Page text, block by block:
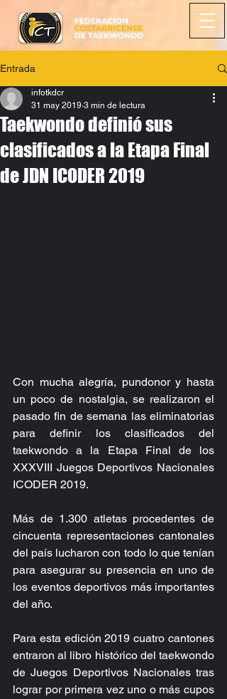
Entrada
Taekwondo definió sus
clasificados a la Etapa Final
de JDN ICODER 2019
infotkdcr
31 may 2019 3 min de lectura
Con mucha alegría, pundonor y hasta
un poco de nostalgia, se realizaron el
pasado fin de semana las eliminatorias
para definir los clasificados del
taekwondo a la Etapa Final de los
XXXVIII Juegos Deportivos Nacionales
ICODER 2019.
Más de 1.300 atletas procedentes de
cincuenta representaciones cantonales
del país lucharon con todo lo que tenían
para asegurar su presencia en uno de
los eventos deportivos más importantes
del año.
Para esta edición 2019 cuatro cantones
entraron al libro histórico del taekwondo
de Juegos Deportivos Nacionales tras
lograr por primera vez uno o más cupos